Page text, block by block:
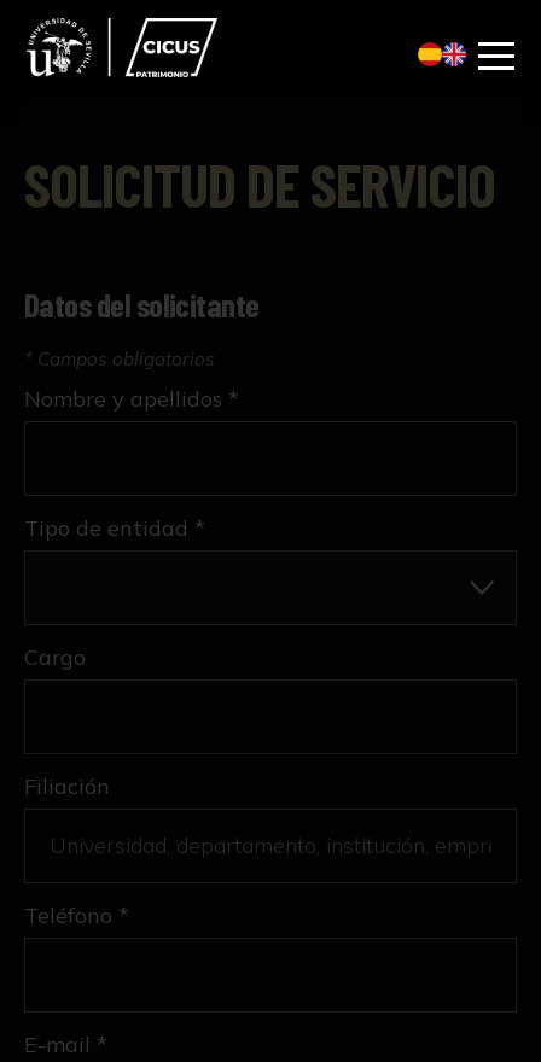
SOLICITUD DE SERVICIO
Datos del solicitante
* Campos obligatorios
Tipo de entidad *
Nombre y apellidos *
Cargo
Filiación
Teléfono *
E-mail *